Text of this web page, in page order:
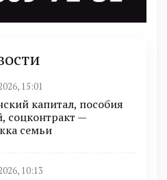
15:01
капитал, пособия
соцконтракт —
семьи
10:13